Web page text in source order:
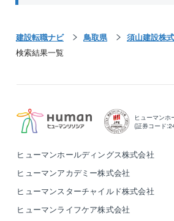
建設転職ナビ 鳥取県
須山建設株
検索結果一覧
ヒューマンホ
(証券コード
ヒューマンホールディングス株式会社
ヒューマンアカデミー株式会社
ヒューマンスターチャイルド株式会社
ヒューマンライフケア株式会社